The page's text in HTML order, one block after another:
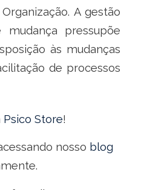
A gestão
pressupõe
às mudanças
de processos
Psico Store!
nosso blog